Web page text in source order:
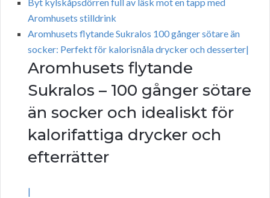
Aromhusets stilldrink
Aromhusets flytande Sukralos 100 gånger sötare än
socker: Perfekt för kalorisnåla drycker och desserter|
Aromhusets flytande
Sukralos – 100 gånger sötare
än socker och idealiskt för
kalorifattiga drycker och
efterrätter
|